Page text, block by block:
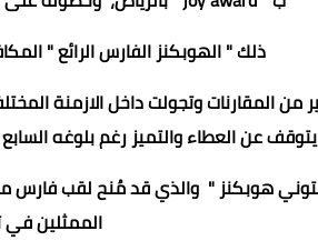
ذلك " الهوبكنز الفارس الرائع "
من المقارنات وتجولت داخل الازمنة
عن العطاء والتميز رغم بلوغه
الممثلين في